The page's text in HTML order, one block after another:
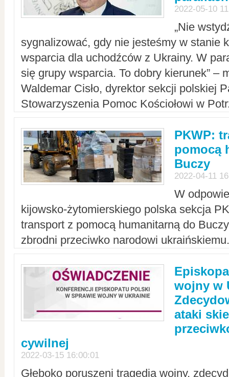
2022-05-10
„Nie
sygnalizować, gdy nie jesteśmy w stanie
wsparcia dla uchodźców z Ukrainy. W
się grupy wsparcia. To dobry kierunek” –
Waldemar Cisło, dyrektor sekcji polskiej
Stowarzyszenia Pomoc Kościołowi w
PKWP:
pomocą
Buczy
2022-04-11
W
kijowsko-żytomierskiego polska sekcja
transport z pomocą humanitarną do
zbrodni przeciwko narodowi
wojny w
ataki
cywilnej
2022-03-15 16:00:01
Głęboko poruszeni tragedią wojny,